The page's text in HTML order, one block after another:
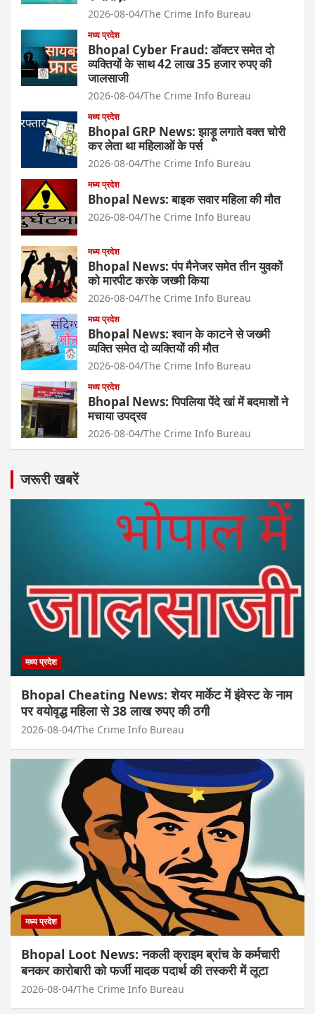
2026-08-04 The Crime Info Bureau
मध्य प्रदेश
Bhopal Cyber Fraud: डॉक्टर समेत दो
व्यक्तियों के साथ 42 लाख 35 हजार रुपए की
जालसाजी
2026-08-04 The Crime Info Bureau
मध्य प्रदेश
Bhopal GRP News: झाड़ू लगाते वक्त चोरी
कर लेता था महिलाओं के पर्स
2026-08-04 The Crime Info Bureau
मध्य प्रदेश
Bhopal News: बाइक सवार महिला की मौत
2026-08-04 The Crime Info Bureau
मध्य प्रदेश
Bhopal News: पंप मैनेजर समेत तीन युवकों
को मारपीट करके जख्मी किया
2026-08-04 The Crime Info Bureau
मध्य प्रदेश
Bhopal News: श्वान के काटने से जख्मी
व्यक्ति समेत दो व्यक्तियों की मौत
2026-08-04 The Crime Info Bureau
मध्य प्रदेश
Bhopal News: पिपलिया पेंदे खां में बदमाशों ने
मचाया उपद्रव
2026-08-04 The Crime Info Bureau
जरूरी खबरें
मध्य प्रदेश
Bhopal Cheating News: शेयर मार्केट में इंवेस्ट के नाम
पर वयोवृद्ध महिला से 38 लाख रुपए की ठगी
2026-08-04 The Crime Info Bureau
मध्य प्रदेश
Bhopal Loot News: नकली क्राइम ब्रांच के कर्मचारी
बनकर कारोबारी को फर्जी मादक पदार्थ की तस्करी में लूटा
2026-08-04 The Crime Info Bureau